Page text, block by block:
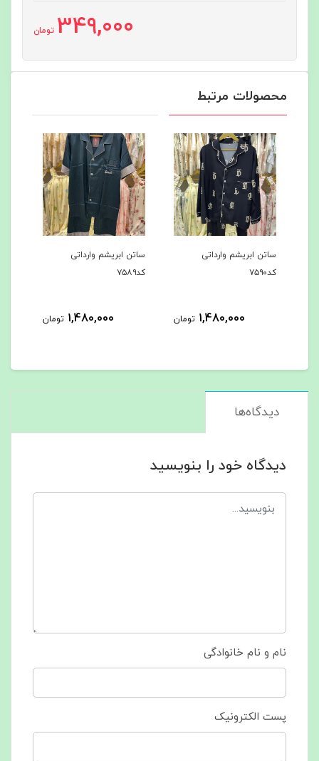
349,000 تومان
محصولات مرتبط
ساتن ابریشم وارداتی
کد۷۵۹۰
1,480,000 تومان
ساتن ابریشم وارداتی
کد۷۵۸۹
1,480,000 تومان
دیدگاه‌ها
دیدگاه خود را بنویسید
نام و نام خانوادگی
پست الکترونیک